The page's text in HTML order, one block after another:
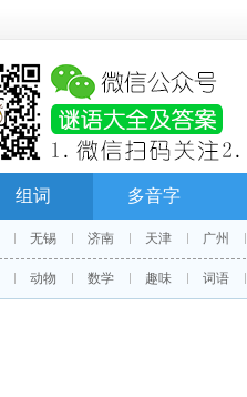
组词 多音字
无锡 济南 天津 广州
动物 数学 趣味 词语